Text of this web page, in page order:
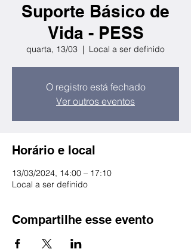
Suporte Básico de
Vida - PESS
quarta, 13/03
  |
Local a ser definido
O registro está fechado
Ver outros eventos
Horário e local
13/03/2024, 14:00 – 17:10
Local a ser definido
Compartilhe esse evento